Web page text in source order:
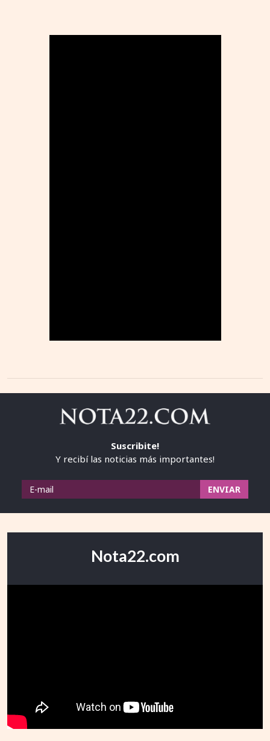
Suscribite!
Y recibí las noticias más importantes!
Nota22.com